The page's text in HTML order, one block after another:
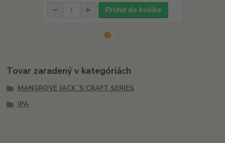
Pridať do košíka
Tovar zaradený v kategóriách
MANGROVE JACK´S CRAFT SERIES
IPA